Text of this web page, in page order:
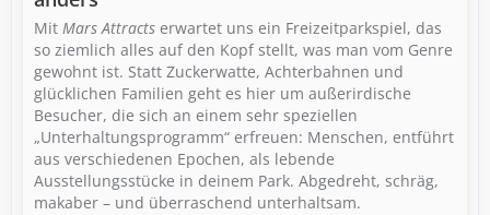
Mit Mars Attracts erwartet uns ein Freizeitparkspiel, das
so ziemlich alles auf den Kopf stellt, was man vom Genre
gewohnt ist. Statt Zuckerwatte, Achterbahnen und
glücklichen Familien geht es hier um außerirdische
Besucher, die sich an einem sehr speziellen
„Unterhaltungsprogramm“ erfreuen: Menschen, entführt
aus verschiedenen Epochen, als lebende
Ausstellungsstücke in deinem Park. Abgedreht, schräg,
makaber – und überraschend unterhaltsam.